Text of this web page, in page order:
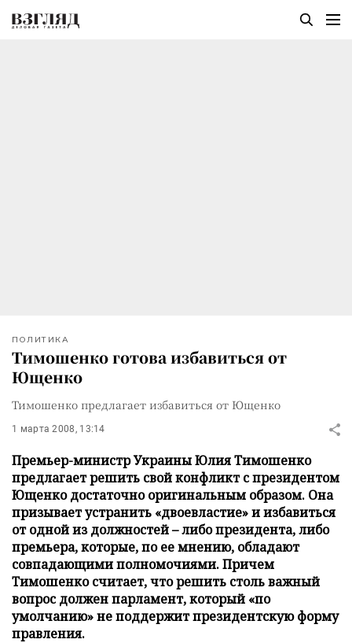
ПОЛИТИКА
Тимошенко готова избавиться от
Ющенко
Тимошенко предлагает избавиться от Ющенко
1 марта 2008, 13:14
Премьер-министр Украины Юлия Тимошенко
предлагает решить свой конфликт с президентом
Ющенко достаточно оригинальным образом. Она
призывает устранить «двоевластие» и избавиться
от одной из должностей – либо президента, либо
премьера, которые, по ее мнению, обладают
совпадающими полномочиями. Причем
Тимошенко считает, что решить столь важный
вопрос должен парламент, который «по
умолчанию» не поддержит президентскую форму
правления.